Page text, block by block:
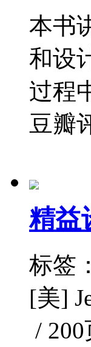
本书
和设
过程
豆瓣
精益
标签
[美]
/ 200